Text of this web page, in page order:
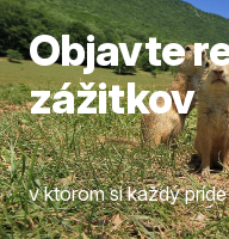
Objavte
zážitkov
v ktorom si každý